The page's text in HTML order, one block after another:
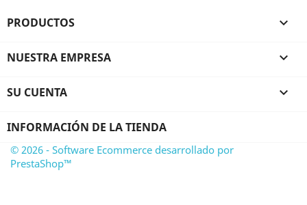
PRODUCTOS 
NUESTRA EMPRESA 
SU CUENTA 
INFORMACIÓN DE LA TIENDA
© 2026 - Software Ecommerce desarrollado por
PrestaShop™